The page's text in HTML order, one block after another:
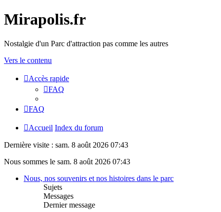
Mirapolis.fr
Nostalgie d'un Parc d'attraction pas comme les autres
Vers le contenu
Accès rapide
FAQ
FAQ
Accueil Index du forum
Dernière visite : sam. 8 août 2026 07:43
Nous sommes le sam. 8 août 2026 07:43
Nous, nos souvenirs et nos histoires dans le parc
Sujets
Messages
Dernier message